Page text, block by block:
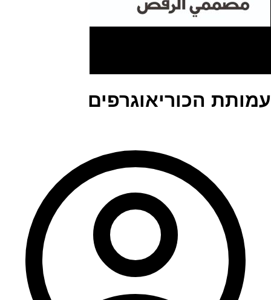
עמותת הכוריאוגרפים